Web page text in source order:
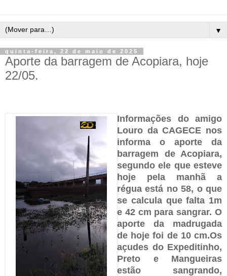
▼
quinta-feira, 22 de maio de 2025
Aporte da barragem de Acopiara, hoje
22/05.
Informações do amigo
Louro da CAGECE nos
informa o aporte da
barragem de Acopiara,
segundo ele que esteve
hoje pela manhã a
régua está no 58, o que
se calcula que falta 1m
e 42 cm para sangrar. O
aporte da madrugada
de hoje foi de 10 cm.Os
açudes do Expeditinho,
Preto e Mangueiras
estão sangrando,